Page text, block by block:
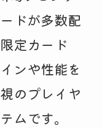
ドが多数配
定カード
ンや性能を
のプレイヤ
ムです。